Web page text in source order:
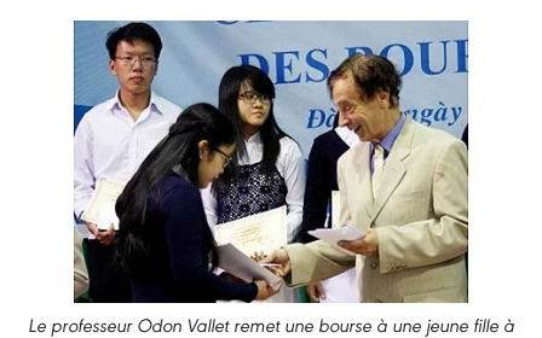
Le professeur Odon Vallet ​remet une bourse à une jeune fille à